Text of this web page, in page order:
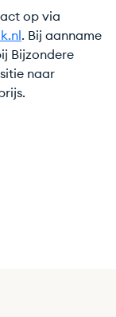
op via
. Bij aanname
Bijzondere
naar